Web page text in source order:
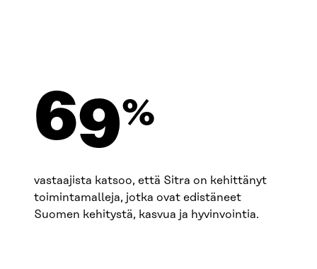
70%
vastaajista katsoo, että Sitra on kehittänyt
toimintamalleja, jotka ovat edistäneet
Suomen kehitystä, kasvua ja hyvinvointia.